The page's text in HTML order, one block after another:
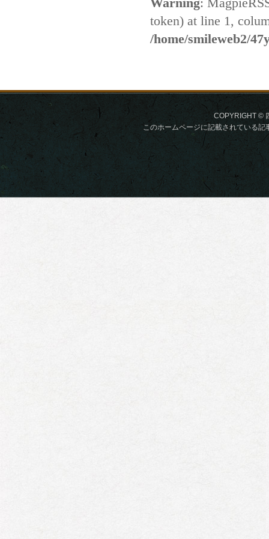
COPYRIGHT ©
このホームページに記載されている